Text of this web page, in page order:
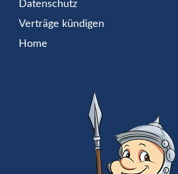
Datenschutz
Verträge kündigen
Home